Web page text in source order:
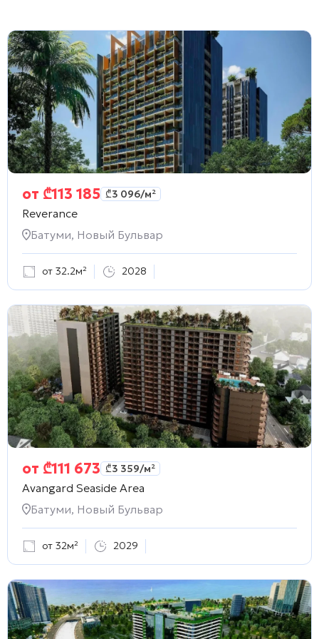
от ₾113 185 ₾3 096/м²
Reverance
Батуми, Новый Бульвар
от 32.2м² 2028
от ₾111 673 ₾3 359/м²
Avangard Seaside Area
Батуми, Новый Бульвар
от 32м² 2029